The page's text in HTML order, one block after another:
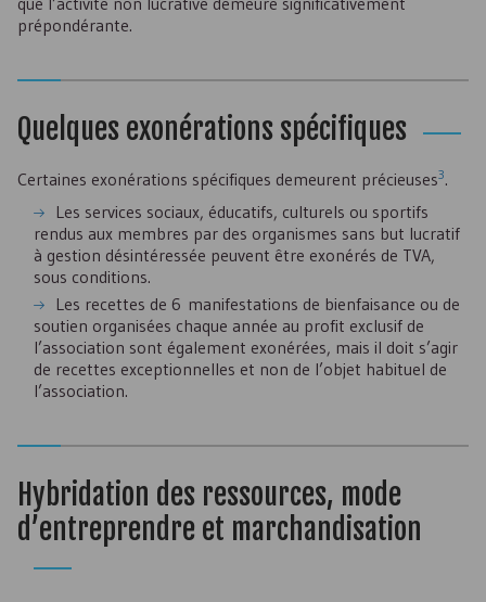
prépondérante.
Quelques exonérations spécifiques
Certaines exonérations spécifiques demeurent précieuses3.
Les services sociaux, éducatifs, culturels ou sportifs
rendus aux membres par des organismes sans but lucratif
à gestion désintéressée peuvent être exonérés de TVA,
sous conditions.
Les recettes de 6 manifestations de bienfaisance ou de
soutien organisées chaque année au profit exclusif de
l’association sont également exonérées, mais il doit s’agir
de recettes exceptionnelles et non de l’objet habituel de
l’association.
Hybridation des ressources, mode
d’entreprendre et marchandisation